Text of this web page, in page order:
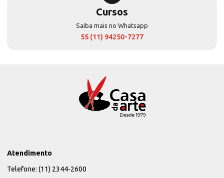
Cursos
Saiba mais no Whatsapp
55 (11) 94250-7277
Atendimento
Telefone: (11) 2344-2600